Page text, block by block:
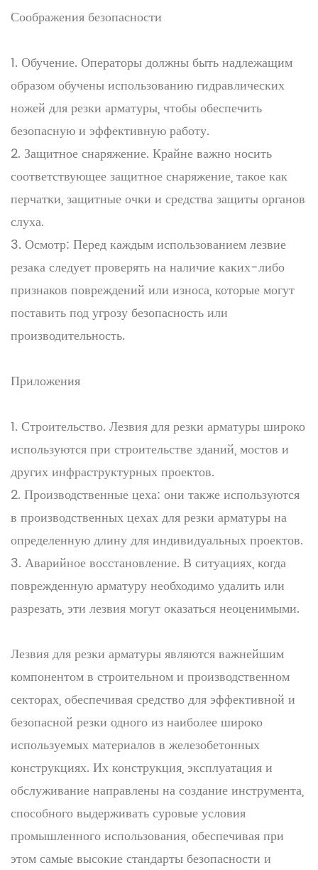
Соображения безопасности
1. Обучение. Операторы должны быть надлежащим
образом обучены использованию гидравлических
ножей для резки арматуры, чтобы обеспечить
безопасную и эффективную работу.
2. Защитное снаряжение. Крайне важно носить
соответствующее защитное снаряжение, такое как
перчатки, защитные очки и средства защиты органов
слуха.
3. Осмотр: Перед каждым использованием лезвие
резака следует проверять на наличие каких-либо
признаков повреждений или износа, которые могут
поставить под угрозу безопасность или
производительность.
Приложения
1. Строительство. Лезвия для резки арматуры широко
используются при строительстве зданий, мостов и
других инфраструктурных проектов.
2. Производственные цеха: они также используются
в производственных цехах для резки арматуры на
определенную длину для индивидуальных проектов.
3. Аварийное восстановление. В ситуациях, когда
поврежденную арматуру необходимо удалить или
разрезать, эти лезвия могут оказаться неоценимыми.
Лезвия для резки арматуры являются важнейшим
компонентом в строительном и производственном
секторах, обеспечивая средство для эффективной и
безопасной резки одного из наиболее широко
используемых материалов в железобетонных
конструкциях. Их конструкция, эксплуатация и
обслуживание направлены на создание инструмента,
способного выдерживать суровые условия
промышленного использования, обеспечивая при
этом самые высокие стандарты безопасности и